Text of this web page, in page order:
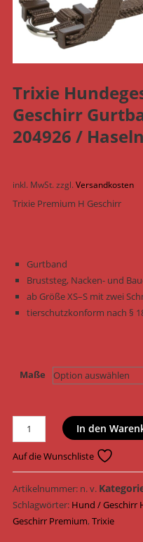
Trixie
Geschirr
204926 /
inkl. MwSt. zzgl. Versandkosten
Trixie Premium H Geschirr
Gurtband
Bruststeg, Nacken- und
ab Größe XS–S mit zwei
tierschutzkonform nach §
Maße
Trixie
Hundegeschirr
Premium
H
Geschirr
Gurtband
203226
In den
Auf die Wunschliste
Artikelnummer: n. v.
Schlagwörter: Hund / Geschirr
Geschirr Premium,Trixie